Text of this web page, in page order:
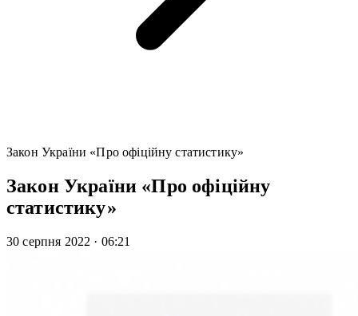
Закон України «Про офіційну статистику»
Закон України «Про офіційну
статистику»
30 серпня 2022 · 06:21